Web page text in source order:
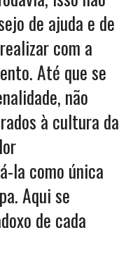
de ajuda e de
com a
Até que se
não
à cultura da
la como única
Aqui se
de cada